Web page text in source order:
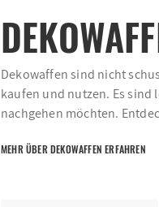
Dekowaffen sind nicht
kaufen und nutzen. Es sind
nachgehen möchten.
MEHR ÜBER DEKOWAFFEN ERFAHREN